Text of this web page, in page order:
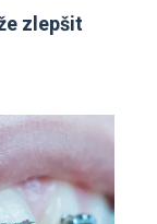
zlepšit